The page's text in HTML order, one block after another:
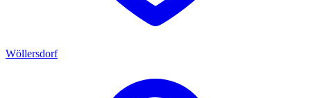
Wöllersdorf